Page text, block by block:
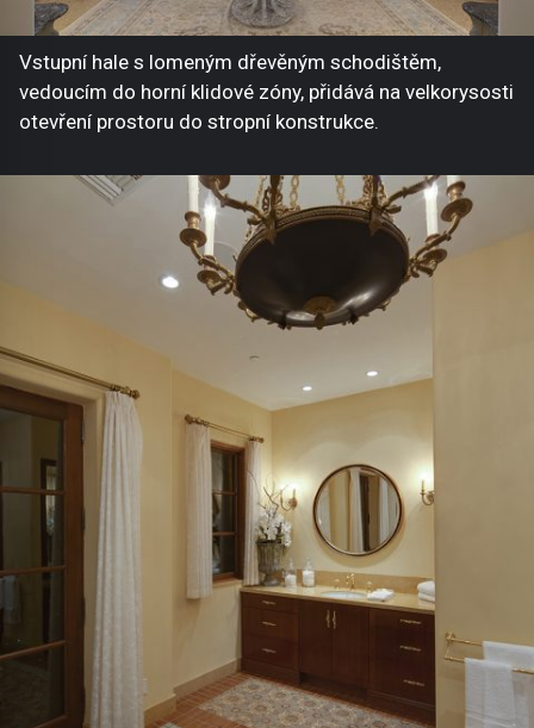
Vstupní hale s lomeným dřevěným schodištěm,
vedoucím do horní klidové zóny, přidává na velkorysosti
otevření prostoru do stropní konstrukce.